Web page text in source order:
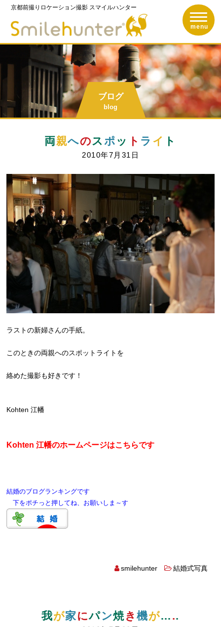
京都前撮りロケーション撮影 スマイルハンター
京都前撮りロケーシ
toggle
menu
ブログ
blog
両親へのス ポ ッ ト ラ イ ト
2010年7月31日
ラストの新婦さんの手紙。
このときの両親へのスポットライトを
絡めた撮影も好きです！
Kohten 江幡
Kohten 江幡のホームページはこちらです
結婚のブログランキングです
下をポチっと押してね、お願いしま～す
smilehunter 結婚式写真
我が家 にパン焼き機が… ..